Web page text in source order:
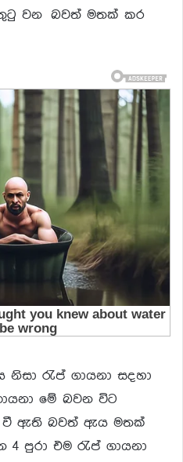
වන බවත් මතක් කර
රැප් ගායනා සදහා
මේ බවන විට
වී ඇති බවත් ඇය මතක්
පුරා එම රැප් ගායනා